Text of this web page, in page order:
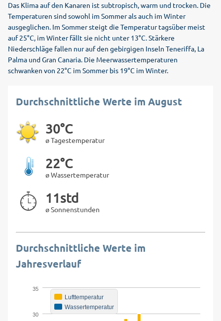
Das Klima auf den Kanaren ist subtropisch, warm und trocken. Die
Temperaturen sind sowohl im Sommer als auch im Winter
ausgeglichen. Im Sommer steigt die Temperatur tagsüber meist
auf 25°C, im Winter fällt sie nicht unter 13°C. Stärkere
Niederschläge fallen nur auf den gebirgigen Inseln Teneriffa, La
Palma und Gran Canaria. Die Meerwassertemperaturen
schwanken von 22°C im Sommer bis 19°C im Winter.
Durchschnittliche Werte im August
30°C
ø Tagestemperatur
22°C
ø Wassertemperatur
11std
ø Sonnenstunden
Durchschnittliche Werte im
Jahresverlauf
Lufttemperatur
Wassertemperatur
30
35